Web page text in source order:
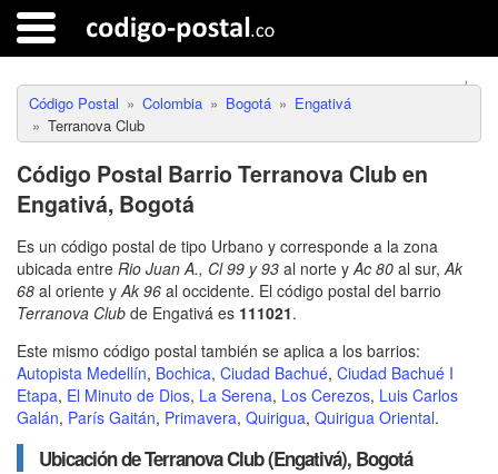
Código Postal Colombia Bogotá
Engativá
Terranova Club
Código Postal Barrio Terranova Club en
Engativá, Bogotá
Es un código postal de tipo Urbano y corresponde a la zona
ubicada entre Rio Juan A., Cl 99 y 93 al norte yAc 80 al sur,Ak
68 al oriente yAk 96 al occidente. El código postal del barrio
Terranova Club de Engativá es 111021.
Este mismo código postal también se aplica a los barrios:
Autopista Medellín, Bochica, Ciudad Bachué, Ciudad Bachué I
Etapa, El Minuto de Dios, La Serena, Los Cerezos, Luis Carlos
Galán, París Gaitán, Primavera, Quirigua, Quirigua Oriental.
Ubicación de Terranova Club (Engativá), Bogotá